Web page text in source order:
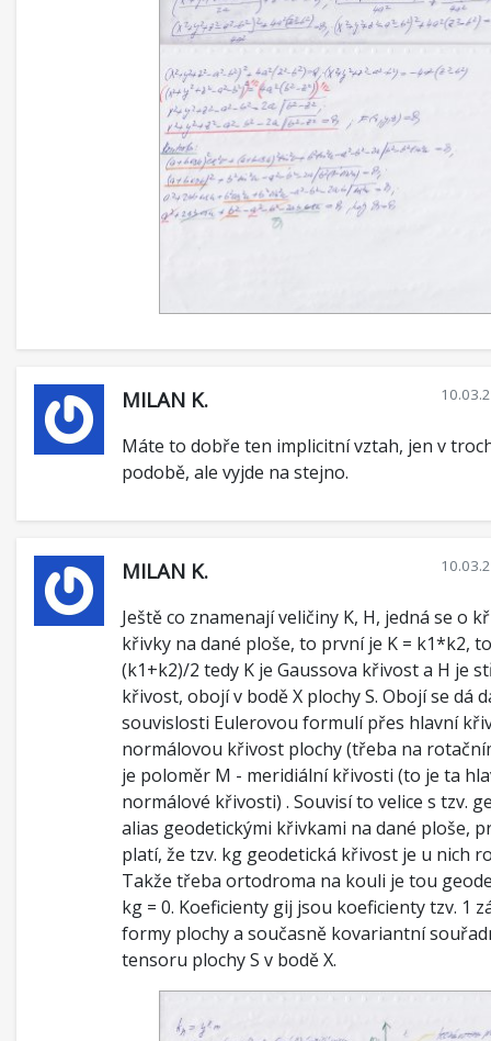
MILAN K.
Máte to dobře ten implicitní vztah, jen v
podobě, ale vyjde na stejno.
MILAN K.
Ještě co znamenají veličiny K, H, jedná se o
křivky na dané ploše, to první je K = k1*k2,
(k1+k2)/2 tedy K je Gaussova křivost a H je
křivost, obojí v bodě X plochy S. Obojí se dá
souvislosti Eulerovou formulí přes hlavní
normálovou křivost plochy (třeba na
je poloměr M - meridiální křivosti (to je ta
normálové křivosti) . Souvisí to velice s tzv.
alias geodetickými křivkami na dané ploše,
platí, že tzv. kg geodetická křivost je u nich
Takže třeba ortodroma na kouli je tou
kg = 0. Koeficienty gij jsou koeficienty tzv. 1
formy plochy a současně kovariantní
tensoru plochy S v bodě X.